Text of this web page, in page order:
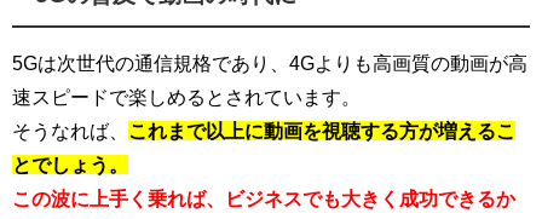
5Gは次世代の通信規格であり、4Gよりも高画質の動画が高
速スピードで楽しめるとされています。
そうなれば、 これまで以上に動画を視聴する方が増えるこ
とでしょう。
この波に上手く乗れば、ビジネスでも大きく成功できるか